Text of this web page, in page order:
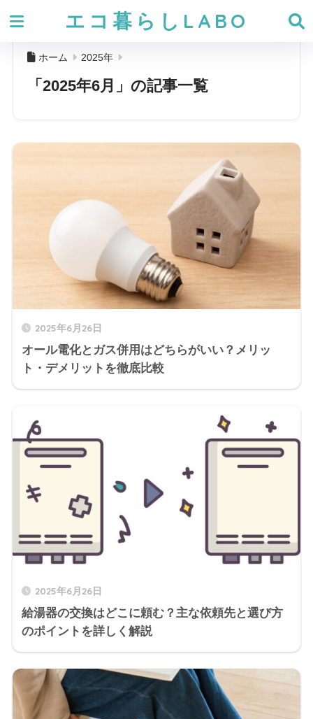
エコ暮らしLABO
ホーム 2025年
「2025年6月」の記事一覧
2025年6月26日
オール電化とガス併用はどちらがいい？メリッ
ト・デメリットを徹底比較
2025年6月26日
給湯器の交換はどこに頼む？主な依頼先と選び方
のポイントを詳しく解説